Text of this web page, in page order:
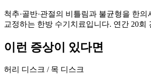
척추·골반·관절의 비틀림과 불균형을 한의
교정하는 한방 수기치료입니다. 연간 20회
이런 증상이 있다면
허리 디스크 / 목 디스크